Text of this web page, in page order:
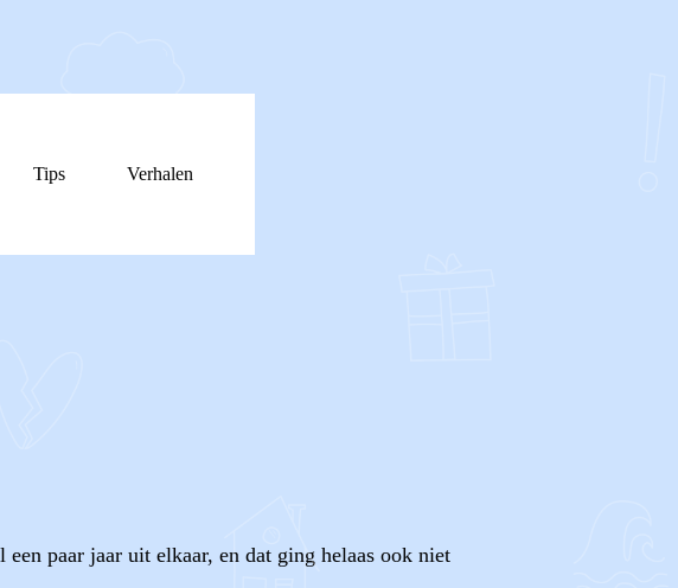
Tips Verhalen
paar jaar uit elkaar, en dat ging helaas ook niet